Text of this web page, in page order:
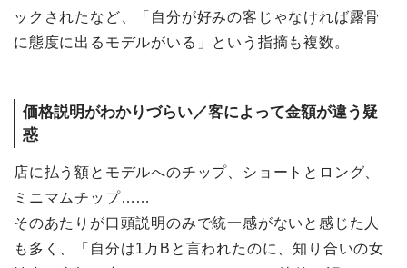
ックされたなど、「自分が好みの客じゃなければ露骨
に態度に出るモデルがいる」という指摘も複数。
価格説明がわかりづらい／客によって金額が違う疑
惑
店に払う額とモデルへのチップ、ショートとロング、
ミニマムチップ……
そのあたりが口頭説明のみで統一感がないと感じた人
も多く、「自分は1万Bと言われたのに、知り合いの女